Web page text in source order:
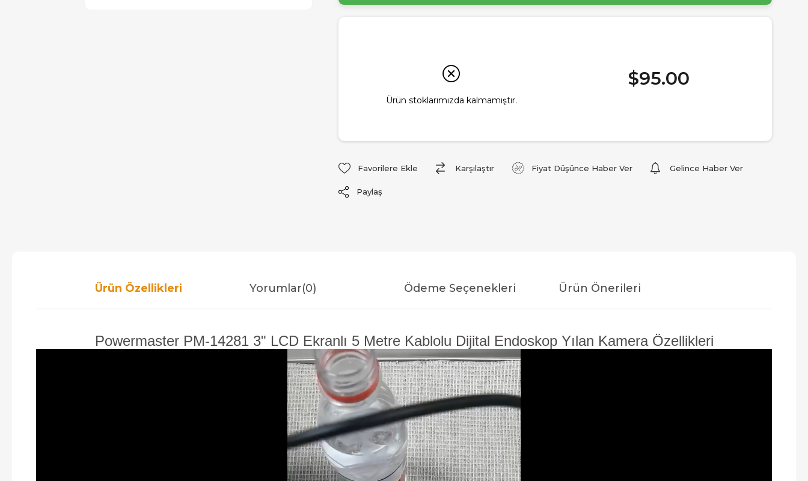
Ürün stoklarımızda kalmamıştır.
$95.00
Favorilere Ekle Karşılaştır Fiyat Düşünce Haber Ver Gelince Haber Ver
Paylaş
Ürün Özellikleri Yorumlar(0) Ödeme Seçenekleri Ürün Önerileri
Powermaster PM-14281 3" LCD Ekranlı 5 Metre Kablolu Dijital Endoskop Yılan Kamera Özellikleri